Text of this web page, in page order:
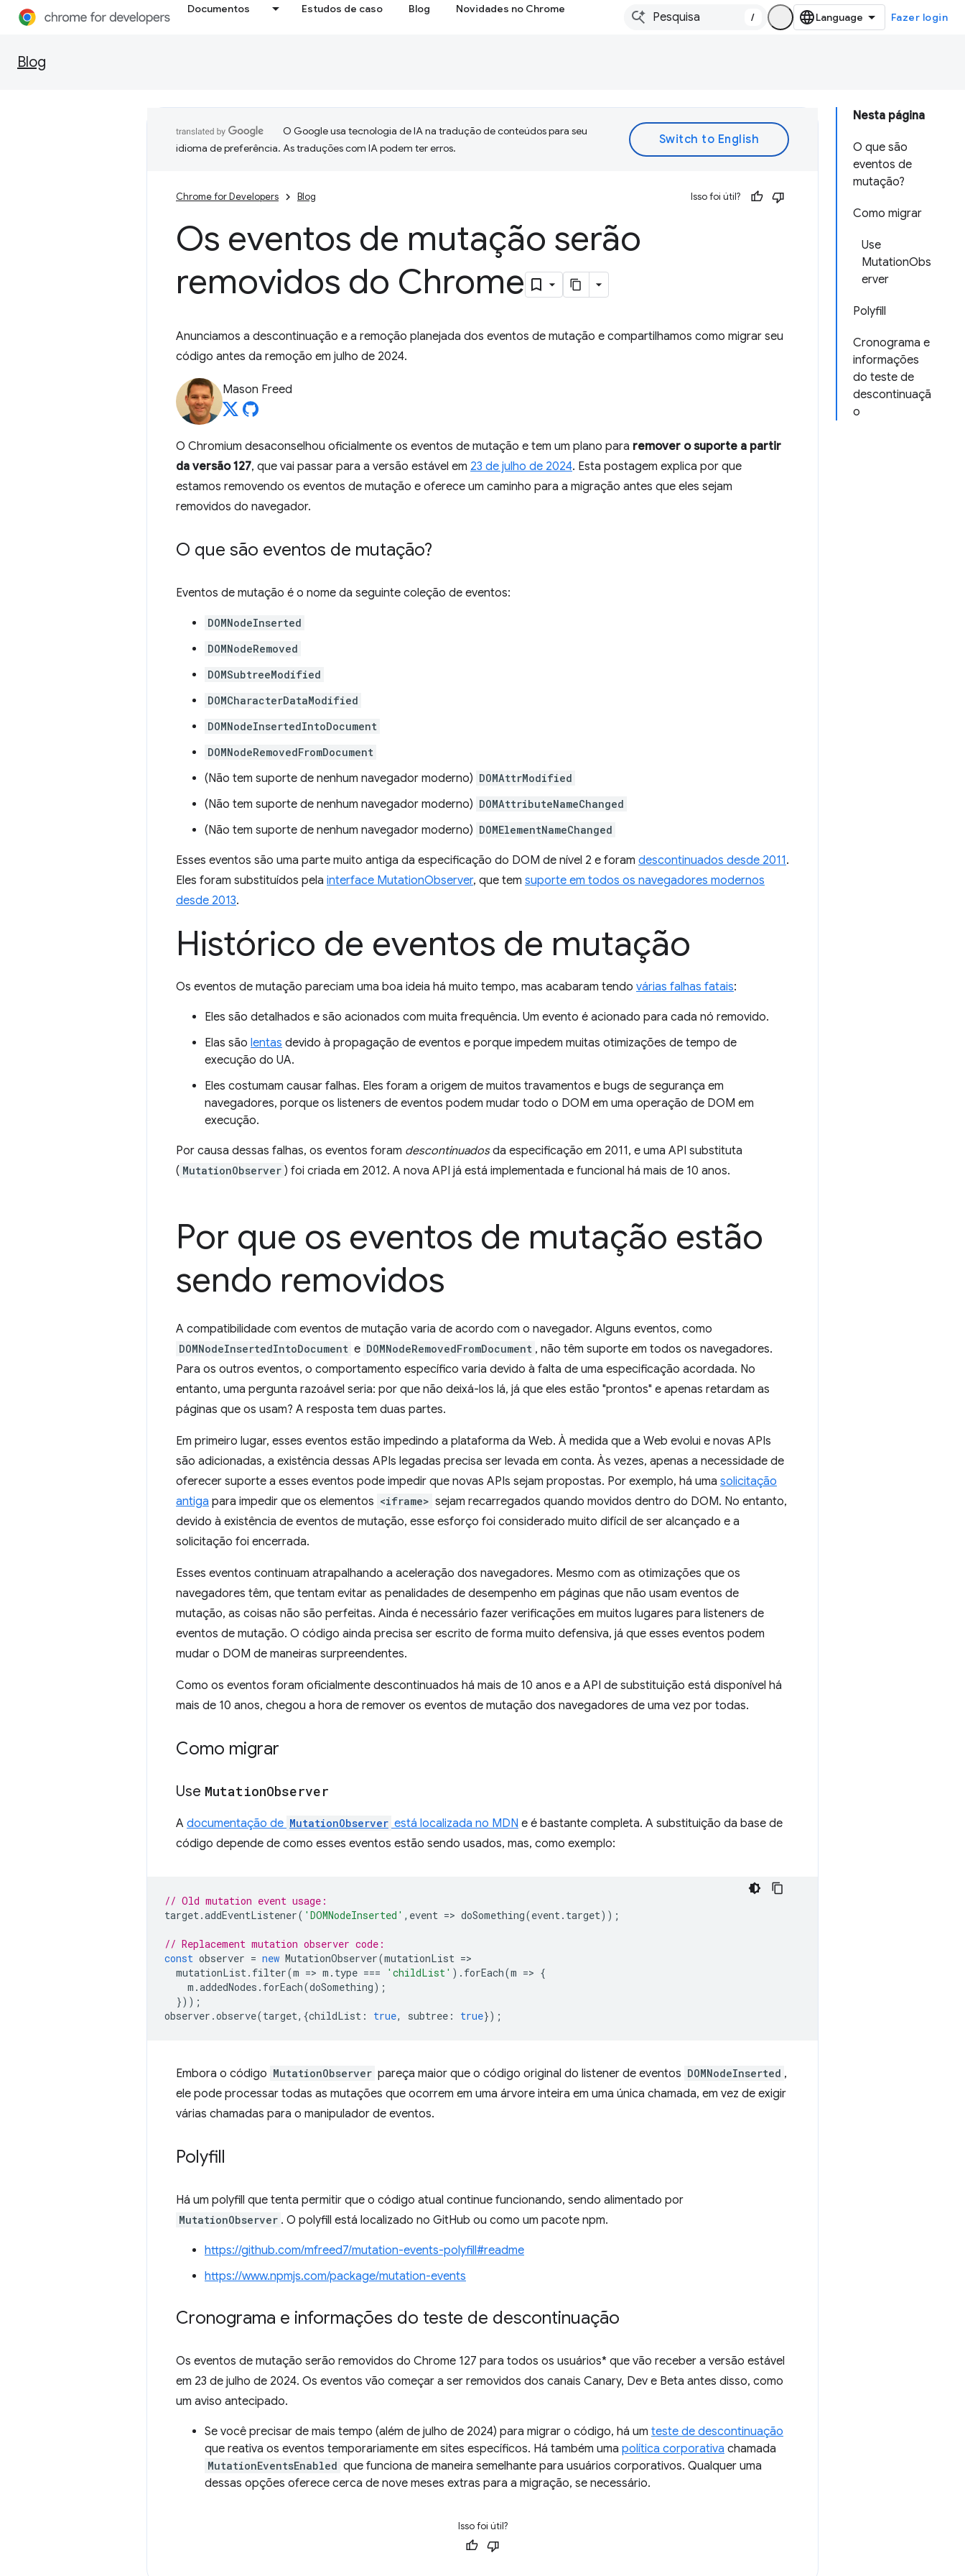
Documentos Estudos de caso Blog Novidades no Chrome
/ Fazer login
Blog
Nesta página
O que são
eventos de
mutação?
Como migrar
Use
MutationObs
erver
Polyfill
Cronograma e
informações
do teste de
descontinuaçã
o
O Google usa tecnologia de IA na tradução de conteúdos para seu
idioma de preferência. As traduções com IA podem ter erros.
Chrome for Developers Blog Isso foi útil?
Os eventos de mutação serão
removidos do Chrome
Anunciamos a descontinuação e a remoção planejada dos eventos de mutação e compartilhamos como migrar seu
código antes da remoção em julho de 2024.
Mason Freed
O Chromium desaconselhou oficialmente os eventos de mutação e tem um plano para remover o suporte a partir
da versão 127, que vai passar para a versão estável em 23 de julho de 2024. Esta postagem explica por que
estamos removendo os eventos de mutação e oferece um caminho para a migração antes que eles sejam
removidos do navegador.
O que são eventos de mutação?
Eventos de mutação é o nome da seguinte coleção de eventos:
DOMNodeInserted
DOMNodeRemoved
DOMSubtreeModified
DOMCharacterDataModified
DOMNodeInsertedIntoDocument
DOMNodeRemovedFromDocument
(Não tem suporte de nenhum navegador moderno) DOMAttrModified
(Não tem suporte de nenhum navegador moderno) DOMAttributeNameChanged
(Não tem suporte de nenhum navegador moderno) DOMElementNameChanged
Esses eventos são uma parte muito antiga da especificação do DOM de nível 2 e foram descontinuados desde 2011.
Eles foram substituídos pela interface MutationObserver, que tem suporte em todos os navegadores modernos
desde 2013.
Histórico de eventos de mutação
Os eventos de mutação pareciam uma boa ideia há muito tempo, mas acabaram tendo várias falhas fatais:
Eles são detalhados e são acionados com muita frequência. Um evento é acionado para cada nó removido.
Elas são lentas devido à propagação de eventos e porque impedem muitas otimizações de tempo de
execução do UA.
Eles costumam causar falhas. Eles foram a origem de muitos travamentos e bugs de segurança em
navegadores, porque os listeners de eventos podem mudar todo o DOM em uma operação de DOM em
execução.
Por causa dessas falhas, os eventos foram descontinuadosda especificação em 2011, e uma API substituta
( MutationObserver ) foi criada em 2012. A nova API já está implementada e funcional há mais de 10 anos.
Por que os eventos de mutação estão
sendo removidos
A compatibilidade com eventos de mutação varia de acordo com o navegador. Alguns eventos, como
DOMNodeInsertedIntoDocument e DOMNodeRemovedFromDocument , não têm suporte em todos os navegadores.
Para os outros eventos, o comportamento específico varia devido à falta de uma especificação acordada. No
entanto, uma pergunta razoável seria: por que não deixá-los lá, já que eles estão "prontos" e apenas retardam as
páginas que os usam? A resposta tem duas partes.
Em primeiro lugar, esses eventos estão impedindo a plataforma da Web. À medida que a Web evolui e novas APIs
são adicionadas, a existência dessas APIs legadas precisa ser levada em conta. Às vezes, apenas a necessidade de
oferecer suporte a esses eventos pode impedir que novas APIs sejam propostas. Por exemplo, há uma solicitação
antiga para impedir que os elementos <iframe> sejam recarregados quando movidos dentro do DOM. No entanto,
devido à existência de eventos de mutação, esse esforço foi considerado muito difícil de ser alcançado e a
solicitação foi encerrada.
Esses eventos continuam atrapalhando a aceleração dos navegadores. Mesmo com as otimizações que os
navegadores têm, que tentam evitar as penalidades de desempenho em páginas que não usam eventos de
mutação, as coisas não são perfeitas. Ainda é necessário fazer verificações em muitos lugares para listeners de
eventos de mutação. O código ainda precisa ser escrito de forma muito defensiva, já que esses eventos podem
mudar o DOM de maneiras surpreendentes.
Como os eventos foram oficialmente descontinuados há mais de 10 anos e a API de substituição está disponível há
mais de 10 anos, chegou a hora de remover os eventos de mutação dos navegadores de uma vez por todas.
Como migrar
Use MutationObserver
A documentação de MutationObserver está localizada no MDN e é bastante completa. A substituição da base de
código depende de como esses eventos estão sendo usados, mas, como exemplo:
// Old mutation event usage:
target.addEventListener( 'DOMNodeInserted' , event => doSomething(event. target));
// Replacement mutation observer code:
const observer = new MutationObserver(mutationList =>
mutationList. filter(m => m . type === 'childList' ). forEach(m => {
m .addedNodes . forEach(doSomething);
}));
observer .observe(target,{childList : true, subtree : true});
Embora o código MutationObserver pareça maior que o código original do listener de eventos DOMNodeInserted ,
ele pode processar todas as mutações que ocorrem em uma árvore inteira em uma única chamada, em vez de exigir
várias chamadas para o manipulador de eventos.
Polyfill
Há um polyfill que tenta permitir que o código atual continue funcionando, sendo alimentado por
MutationObserver . O polyfill está localizado no GitHub ou como um pacote npm.
https://github.com/mfreed7/mutation-events-polyfill#readme
https://www.npmjs.com/package/mutation-events
Cronograma e informações do teste de descontinuação
Os eventos de mutação serão removidos do Chrome 127 para todos os usuários* que vão receber a versão estável
em 23 de julho de 2024. Os eventos vão começar a ser removidos dos canais Canary, Dev e Beta antes disso, como
um aviso antecipado.
Se você precisar de mais tempo (além de julho de 2024) para migrar o código, há um teste de descontinuação
que reativa os eventos temporariamente em sites específicos. Há também uma política corporativa chamada
MutationEventsEnabled que funciona de maneira semelhante para usuários corporativos. Qualquer uma
dessas opções oferece cerca de nove meses extras para a migração, se necessário.
Isso foi útil?